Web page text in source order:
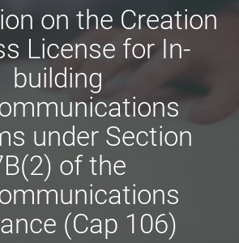
on the Creation
License for In-
building
under Section
of the
(Cap 106)